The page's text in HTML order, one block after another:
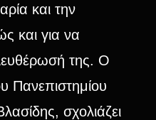
και την
και για να
της. Ο
Πανεπιστημίου
σχολιάζει